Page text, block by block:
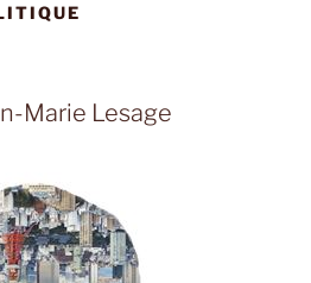
Marie Lesage